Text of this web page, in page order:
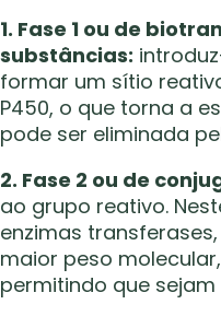
1. Fase 1 ou de
substâncias:
formar um sítio
P450, o que torna a
pode ser eliminada
2. Fase 2 ou de
ao grupo reativo.
enzimas
maior peso
permitindo que